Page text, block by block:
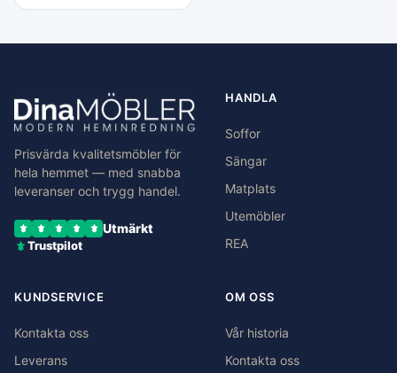
Prisvärda kvalitetsmöbler för
hela hemmet — med snabba
leveranser och trygg handel.
Utmärkt
Trustpilot
HANDLA
Soffor
Sängar
Matplats
Utemöbler
REA
KUNDSERVICE
Kontakta oss
Leverans
OM OSS
Vår historia
Kontakta oss